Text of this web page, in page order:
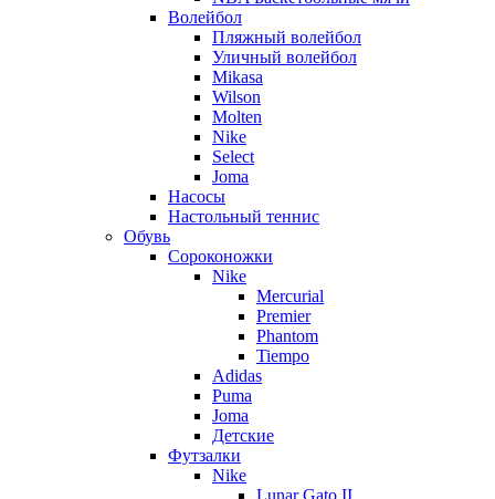
Волейбол
Пляжный волейбол
Уличный волейбол
Mikasa
Wilson
Molten
Nike
Select
Joma
Насосы
Настольный теннис
Обувь
Сороконожки
Nike
Mercurial
Premier
Phantom
Tiempo
Adidas
Puma
Joma
Детские
Футзалки
Nike